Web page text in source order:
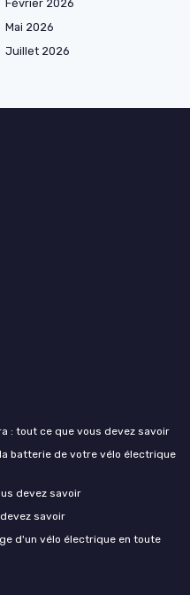
Février 2026
Mai 2026
Juillet 2026
: tout ce que vous devez savoir
batterie de votre vélo électrique
devez savoir
savoir
d'un vélo électrique en toute